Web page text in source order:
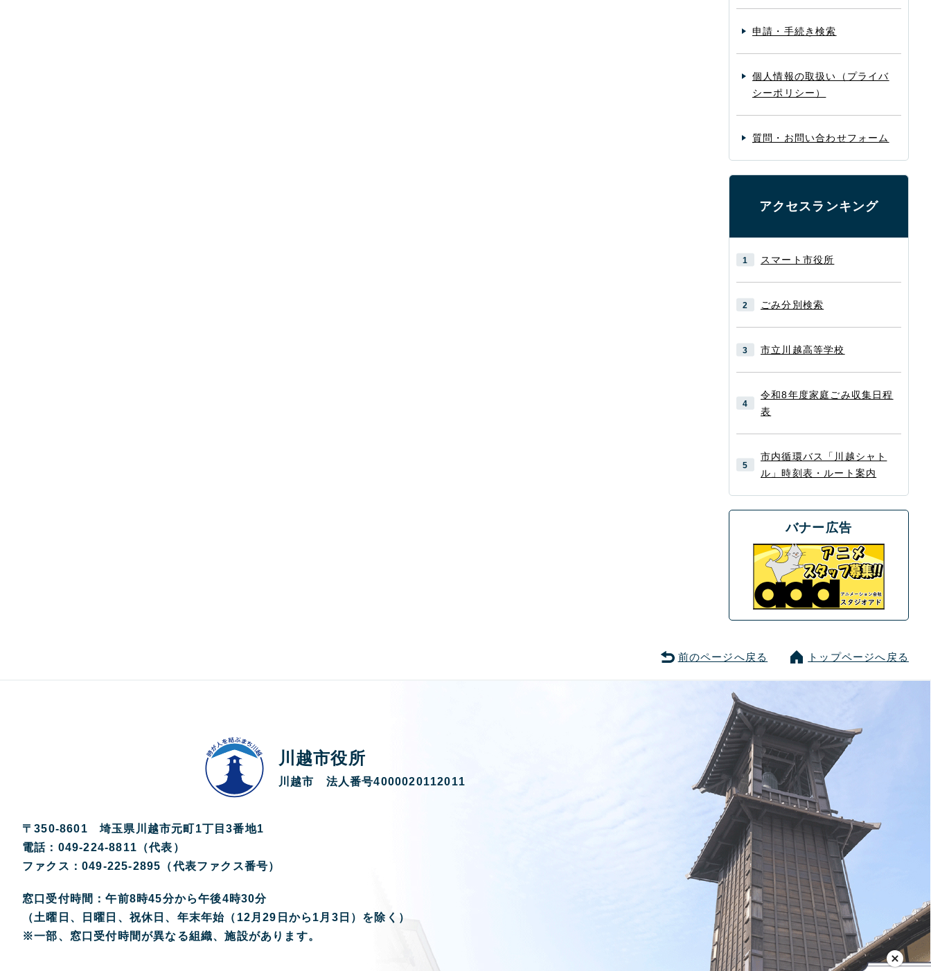
申請・手続き検索
個人情報の取扱い（プライバ
シーポリシー）
質問・お問い合わせフォーム
アクセスランキング
スマート市役所
ごみ分別検索
市立川越高等学校
令和8年度家庭ごみ収集日程
表
市内循環バス「川越シャト
ル」時刻表・ルート案内
バナー広告
前のページへ戻る トップページへ戻る
川越市役所
川越市 法人番号4000020112011
〒350-8601 埼玉県川越市元町1丁目3番地1
電話：049-224-8811（代表）
ファクス：049-225-2895（代表ファクス番号）
窓口受付時間：午前8時45分から午後4時30分
（土曜日、日曜日、祝休日、年末年始（12月29日から1月3日）を除く）
※一部、窓口受付時間が異なる組織、施設があります。